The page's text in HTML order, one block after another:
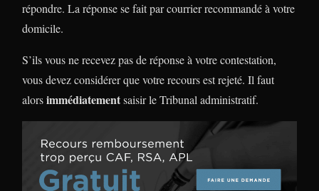
répondre. La réponse se fait par courrier recommandé à votre
domicile.
S’ils vous ne recevez pas de réponse à votre contestation,
vous devez considérer que votre recours est rejeté. Il faut
alorsimmédiatementsaisir le Tribunal administratif.